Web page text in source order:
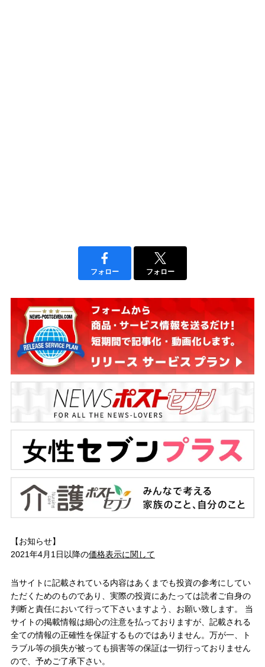
フォロー フォロー
【お知らせ】
2021年4月1日以降の価格表示に関して
当サイトに記載されている内容はあくまでも投資の参考にしてい
ただくためのものであり、実際の投資にあたっては読者ご自身の
判断と責任において行って下さいますよう、お願い致します。 当
サイトの掲載情報は細心の注意を払っておりますが、記載される
全ての情報の正確性を保証するものではありません。万が一、ト
ラブル等の損失が被っても損害等の保証は一切行っておりません
ので、予めご了承下さい。